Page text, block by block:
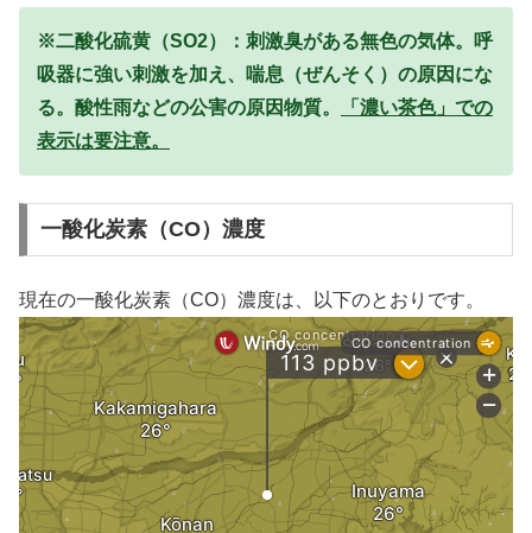
※二酸化硫黄（SO2）：刺激臭がある無色の気体。呼
吸器に強い刺激を加え、喘息（ぜんそく）の原因にな
る。酸性雨などの公害の原因物質。
「濃い茶色」での
表示は要注意。
一酸化炭素（CO）濃度
現在の一酸化炭素（CO）濃度は、以下のとおりです。